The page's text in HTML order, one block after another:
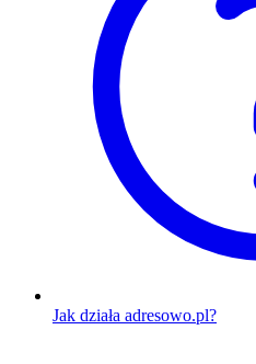
Jak działa adresowo.pl?